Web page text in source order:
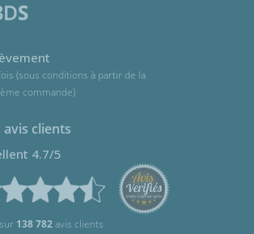
(sous conditions à partir de la
commande)
avis clients
4.7/5
138 782avis clients